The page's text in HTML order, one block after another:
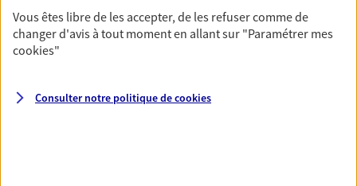
Horaires : Fermé
Ouvre demain à 09:00
Vous êtes libre de les accepter, de les refuser comme de
changer d'avis à tout moment en allant sur "Paramétrer mes
cookies"
Consulter notre politique decookies